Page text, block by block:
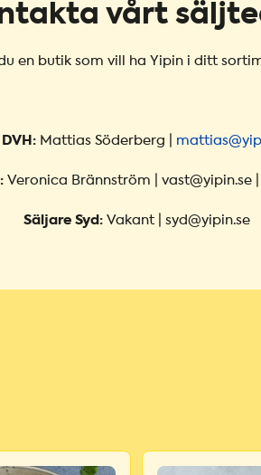
vårt
en butik som vill ha Yipin i ditt
Mattias Söderberg |
Veronica Brännström | vast@yipin.se |
Säljare Syd:Vakant | syd@yipin.se